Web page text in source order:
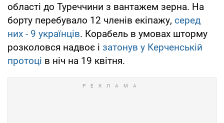
області до Туреччини з вантажем зерна. На
борту перебувало 12 членів екіпажу, серед
них - 9 українців. Корабель в умовах шторму
розколовся надвоє і затонув у Керченській
протоці в ніч на 19 квітня.